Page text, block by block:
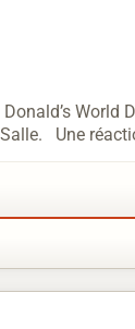
World
Une